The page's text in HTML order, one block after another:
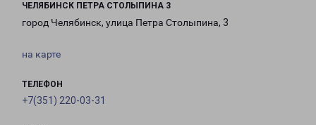
ЧЕЛЯБИНСК ПЕТРА СТОЛЫПИНА 3
город Челябинск, улица Петра Столыпина, 3
на карте
ТЕЛЕФОН
+7(351) 220-03-31